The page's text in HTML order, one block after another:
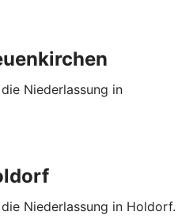
Niederlassung in
Niederlassung in Holdorf.